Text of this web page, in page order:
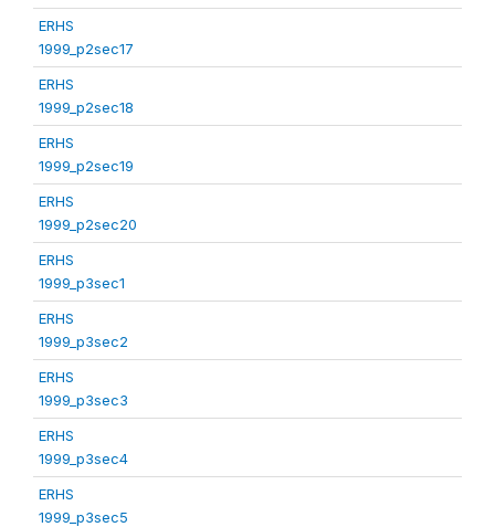
ERHS
1999_p2sec17
ERHS
1999_p2sec18
ERHS
1999_p2sec19
ERHS
1999_p2sec20
ERHS
1999_p3sec1
ERHS
1999_p3sec2
ERHS
1999_p3sec3
ERHS
1999_p3sec4
ERHS
1999_p3sec5